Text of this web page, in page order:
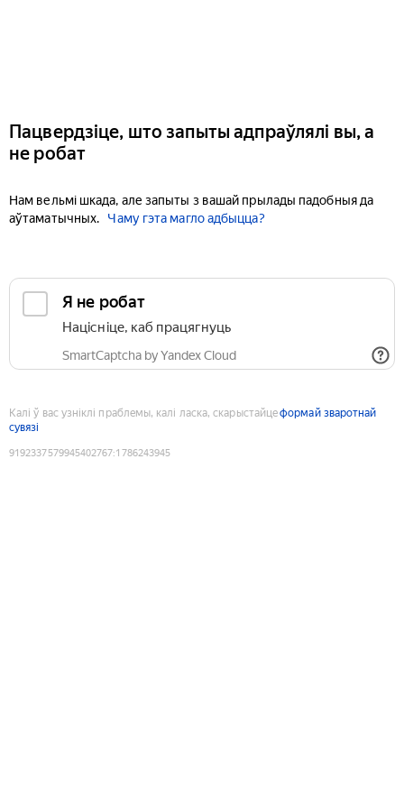
Пацвердзіце, што запыты адпраўлялі вы, а
не робат
Нам вельмі шкада, але запыты з вашай прылады падобныя да
аўтаматычных.
Чаму гэта магло адбыцца?
Я не робат
Націсніце, каб працягнуць
SmartCaptcha by Yandex Cloud
Калі ў вас узніклі праблемы, калі ласка, скарыстайцеформай зваротнай
сувязі
9192337579945402767:1786243945